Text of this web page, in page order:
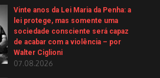
Vinte anos da Lei Maria da Penha: a
lei protege, mas somente uma
sociedade consciente será capaz
de acabar com a violência – por
Walter Ciglioni
07.08.2026